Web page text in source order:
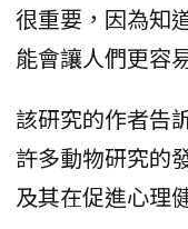
很重要，因為知
能會讓人們更容
該研究的作者告
許多動物研究的
及其在促進心理